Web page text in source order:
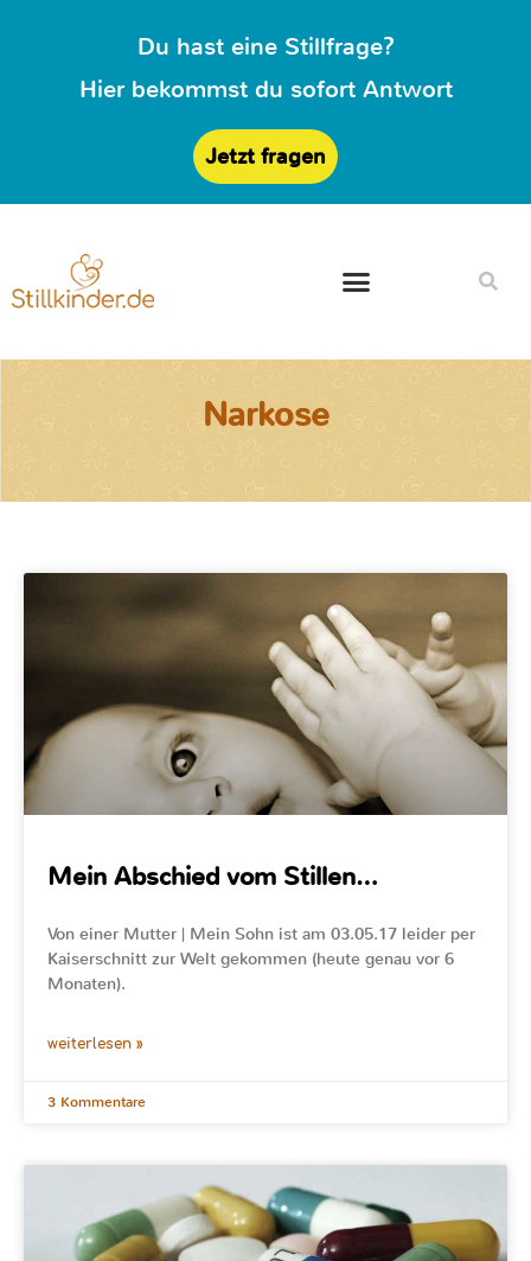
Du hast eine Stillfrage?
Hier bekommst du sofort Antwort
Jetzt fragen
Narkose
Mein Abschied vom Stillen…
Von einer Mutter | Mein Sohn ist am 03.05.17 leider per
Kaiserschnitt zur Welt gekommen (heute genau vor 6
Monaten).
weiterlesen »
3 Kommentare